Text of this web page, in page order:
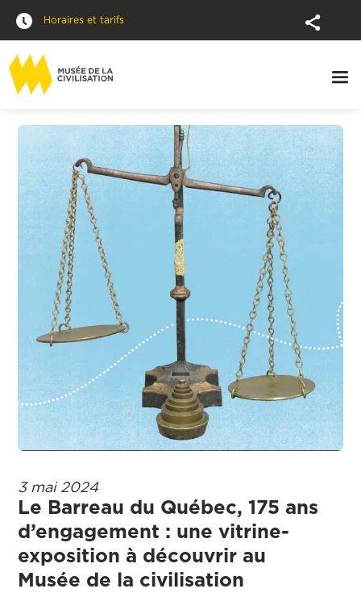
Horaires et tarifs
3 mai 2024
Le Barreau du Québec, 175 ans
d’engagement : une vitrine-
exposition à découvrir au
Musée de la civilisation